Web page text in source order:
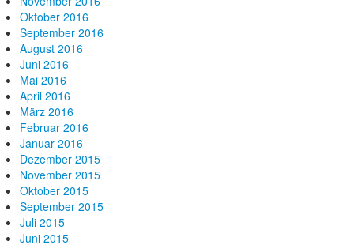
Oktober 2016
September 2016
August 2016
Juni 2016
Mai 2016
April 2016
März 2016
Februar 2016
Januar 2016
Dezember 2015
November 2015
Oktober 2015
September 2015
Juli 2015
Juni 2015